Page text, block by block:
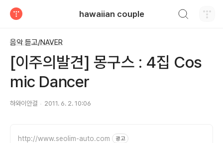
hawaiian couple
음악 듣고/NAVER
[이주의발견] 몽구스 : 4집 Cos
mic Dancer
하와이안걸 2011. 6. 2. 10:06
http://www.seolim-auto.com 광고